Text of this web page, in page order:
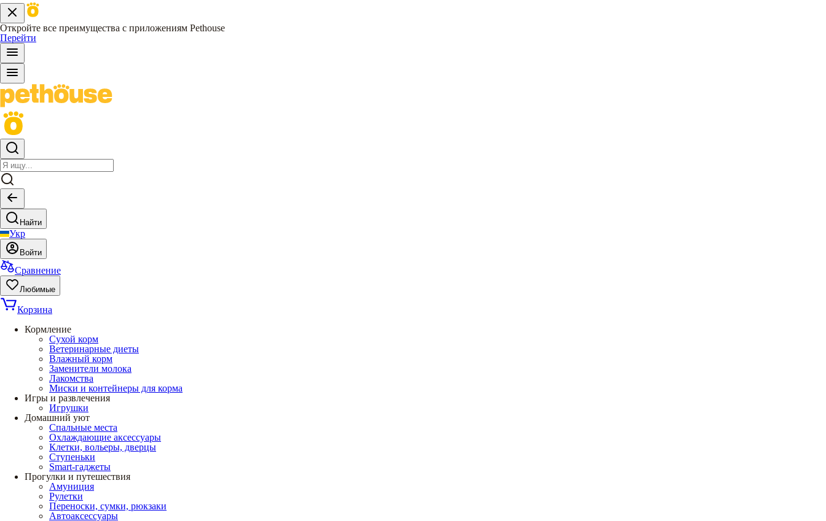
Откройте все преимущества с приложениям Pethouse
Перейти
Найти
Укр
Войти
Сравнение
Любимые
Корзина
Кормление
Сухой корм
Ветеринарные диеты
Влажный корм
Заменители молока
Лакомства
Миски и контейнеры для корма
Игры и развлечения
Игрушки
Домашний уют
Спальные места
Охлаждающие аксессуары
Клетки, вольеры, дверцы
Ступеньки
Smart-гаджеты
Прогулки и путешествия
Амуниция
Рулетки
Переноски, сумки, рюкзаки
Автоаксессуары